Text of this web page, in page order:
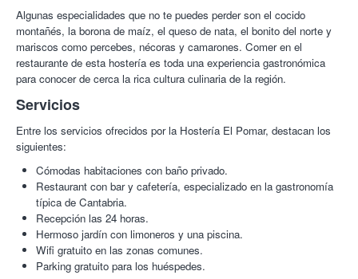
Algunas especialidades que no te puedes perder son el cocido
montañés, la borona de maíz, el queso de nata, el bonito del norte y
mariscos como percebes, nécoras y camarones. Comer en el
restaurante de esta hostería es toda una experiencia gastronómica
para conocer de cerca la rica cultura culinaria de la región.
Servicios
Entre los servicios ofrecidos por la Hostería El Pomar, destacan los
siguientes:
Cómodas habitaciones con baño privado.
Restaurant con bar y cafetería, especializado en la gastronomía
típica de Cantabria.
Recepción las 24 horas.
Hermoso jardín con limoneros y una piscina.
Wifi gratuito en las zonas comunes.
Parking gratuito para los huéspedes.